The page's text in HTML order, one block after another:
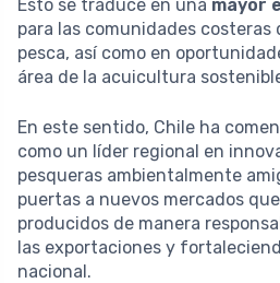
Esto se traduce en una mayor
para las comunidades costeras
pesca, así como en
área de la acuicultura
En este sentido, Chile ha
como un líder regional en
pesqueras ambientalmente
puertas a nuevos mercados
producidos de manera
las exportaciones y
nacional.